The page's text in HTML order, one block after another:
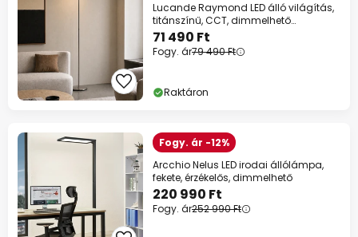
Lucande Raymond LED álló világítás,
titánszínű, CCT, dimmelhető
fényerővel
71 490 Ft
Fogy. ár79 490 Ft
Raktáron
Fogy. ár -12%
Arcchio Nelus LED irodai állólámpa,
fekete, érzékelős, dimmelhető
220 990 Ft
Fogy. ár252 990 Ft